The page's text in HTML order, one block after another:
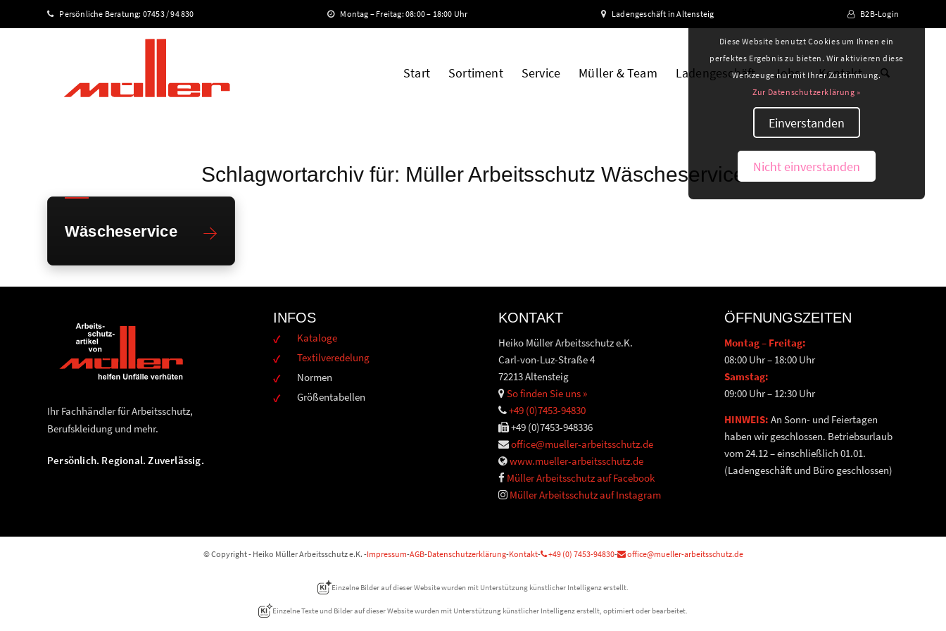
Persönliche Beratung: 07453 / 94 830 Montag – Freitag: 08:00 – 18:00 Uhr Ladengeschäft in Altensteig B2B-Login
Start Sortiment Service Müller & Team Ladengeschäft Jobs Kontakt
Schlagwortarchiv für: Müller Arbeitsschutz Wäscheservice
Wäscheservice
Ihr Fachhändler für Arbeitsschutz,
Berufskleidung und mehr.
Persönlich. Regional. Zuverlässig.
INFOS
Kataloge
Textilveredelung
Normen
Größentabellen
KONTAKT
Heiko Müller Arbeitsschutz e.K.
Carl-von-Luz-Straße 4
72213 Altensteig
So finden Sie uns »
+49 (0)7453-94830
+49 (0)7453-948336
office@mueller-arbeitsschutz.de
www.mueller-arbeitsschutz.de
Müller Arbeitsschutz auf Facebook
Müller Arbeitsschutz auf Instagram
ÖFFNUNGSZEITEN
Montag – Freitag:
08:00 Uhr – 18:00 Uhr
Samstag:
09:00 Uhr – 12:30 Uhr
HINWEIS: An Sonn- und Feiertagen
haben wir geschlossen. Betriebsurlaub
vom 24.12 – einschließlich 01.01.
(Ladengeschäft und Büro geschlossen)
© Copyright - Heiko Müller Arbeitsschutz e.K. -Impressum-AGB-Datenschutzerklärung-Kontakt- +49 (0) 7453-94830- office@mueller-arbeitsschutz.de
Einzelne Bilder auf dieser Website wurden mit Unterstützung künstlicher Intelligenz erstellt.
Einzelne Texte und Bilder auf dieser Website wurden mit Unterstützung künstlicher Intelligenz erstellt, optimiert oder bearbeitet.
Diese Website benutzt Cookies um Ihnen ein
perfektes Ergebnis zu bieten. Wir aktivieren diese
Werkzeuge nur mit Ihrer Zustimmung.
Zur Datenschutzerklärung »
Einverstanden
Nicht einverstanden